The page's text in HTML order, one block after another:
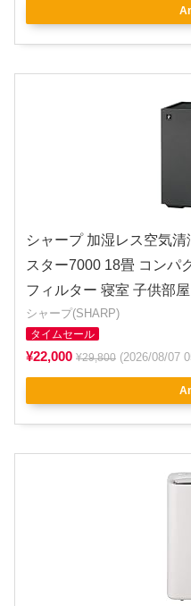
シャープ 加湿レス空気
スター7000 18畳 コンパ
フィルター 寝室 子供部屋
シャープ(SHARP)
タイムセール
¥22,000 ¥29,800 (2026/08/07